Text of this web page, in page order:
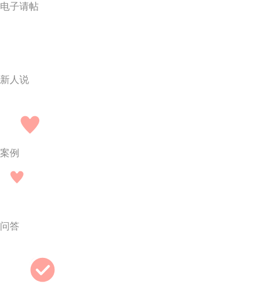
电子请帖
新人说
案例
问答